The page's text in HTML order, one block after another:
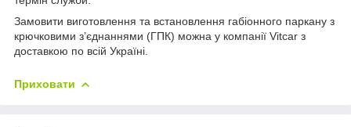
Замовити виготовлення та встановлення габіонного паркану з
крючковими з’єднаннями (ГПК) можна у компанії Vitcar з
доставкою по всій Україні.
Приховати